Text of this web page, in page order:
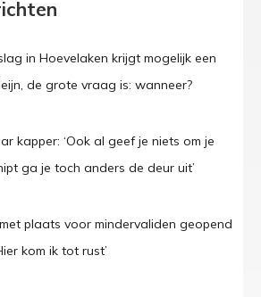
in Hoevelaken krijgt mogelijk een
de grote vraag is: wanneer?
kapper: ‘Ook al geef je niets om je
ga je toch anders de deur uit’
plaats voor mindervaliden geopend
kom ik tot rust’